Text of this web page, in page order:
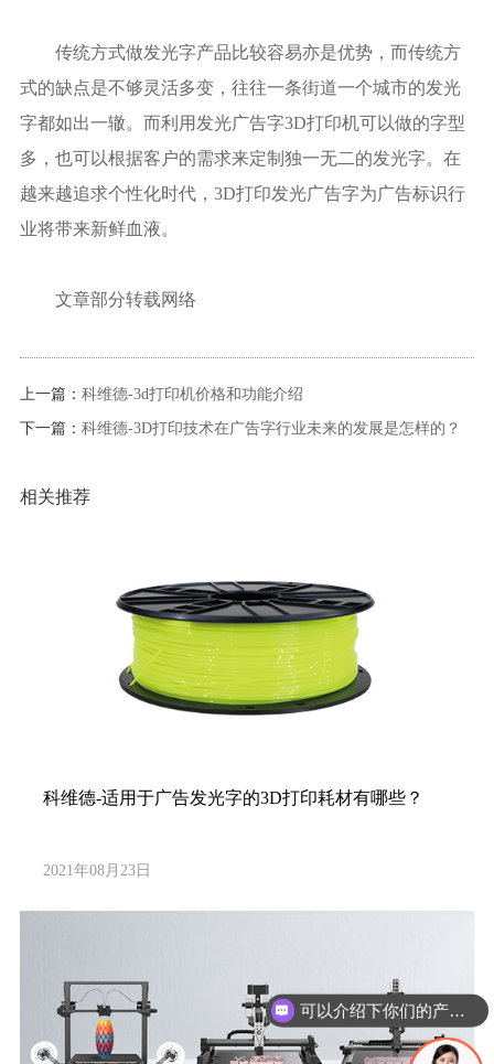
传统方式做发光字产品比较容易亦是优势，而传统方
式的缺点是不够灵活多变，往往一条街道一个城市的发光
字都如出一辙。而利用发光广告字3D打印机可以做的字型
多，也可以根据客户的需求来定制独一无二的发光字。在
越来越追求个性化时代，3D打印发光广告字为广告标识行
业将带来新鲜血液。
文章部分转载网络
上一篇： 科维德-3d打印机价格和功能介绍
下一篇： 科维德-3D打印技术在广告字行业未来的发展是怎样的？
相关推荐
科维德-适用于广告发光字的3D打印耗材有哪些？
2021年08月23日
可以介绍下你们的产品么